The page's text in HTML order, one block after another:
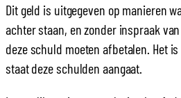
Dit geld is uitgegeven op manieren
achter staan, en zonder inspraak
deze schuld moeten afbetalen. Het
staat deze schulden aangaat.